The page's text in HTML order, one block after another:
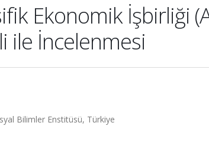
Ekonomik İşbirliği
ile İncelenmesi
Bilimler Enstitüsü, Türkiye